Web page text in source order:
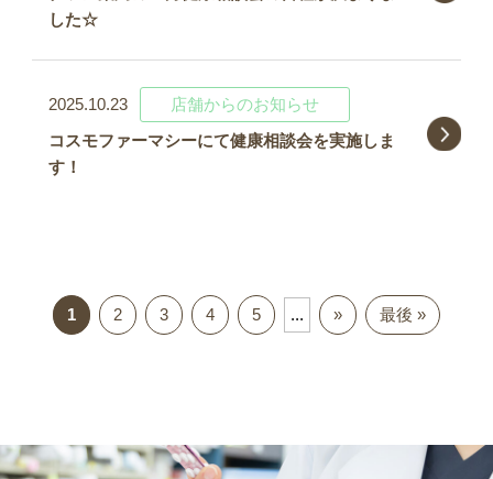
した☆
2025.10.23
店舗からのお知らせ
コスモファーマシーにて健康相談会を実施しま
す！
1 2 3 4 5 ... » 最後 »